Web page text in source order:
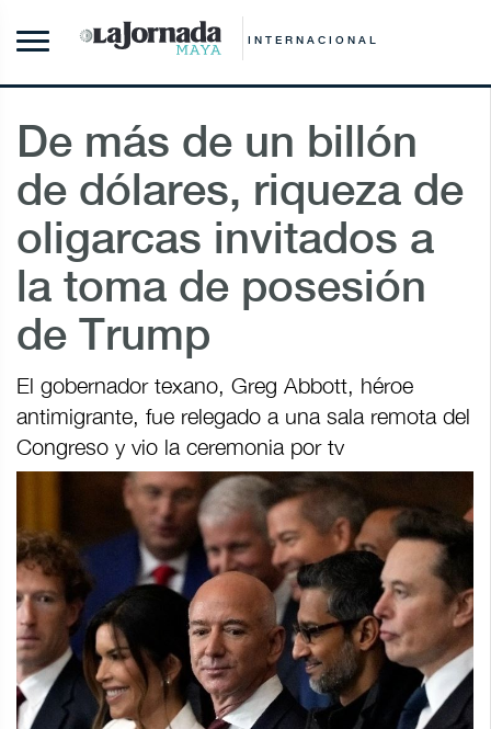
INTERNACIONAL
De más de un billón
de dólares, riqueza de
oligarcas invitados a
la toma de posesión
de Trump
El gobernador texano, Greg Abbott, héroe
antimigrante, fue relegado a una sala remota del
Congreso y vio la ceremonia por tv